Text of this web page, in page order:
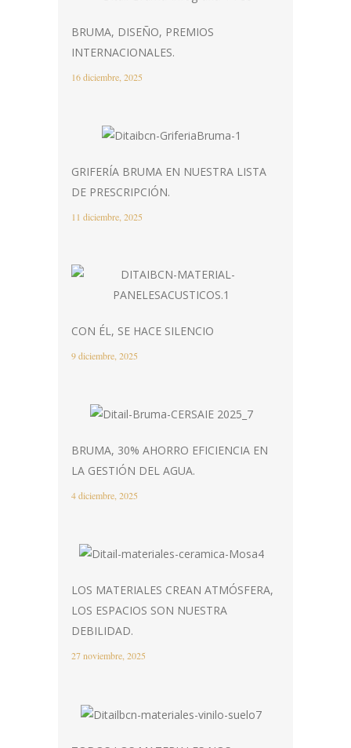
BRUMA, DISEÑO, PREMIOS
INTERNACIONALES.
16 diciembre, 2025
GRIFERÍA BRUMA EN NUESTRA LISTA
DE PRESCRIPCIÓN.
11 diciembre, 2025
CON ÉL, SE HACE SILENCIO
9 diciembre, 2025
BRUMA, 30% AHORRO EFICIENCIA EN
LA GESTIÓN DEL AGUA.
4 diciembre, 2025
LOS MATERIALES CREAN ATMÓSFERA,
LOS ESPACIOS SON NUESTRA
DEBILIDAD.
27 noviembre, 2025